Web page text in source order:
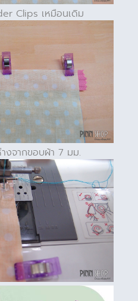
Clips เหมือนเดิม
งจากขอบผ้า 7 มม.